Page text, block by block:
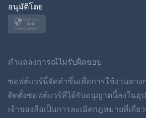
ภาษาไทย
อนุมัติโดย
คำแถลงการณ์ไม่รับผิดชอบ
ซอฟต์แวร์นี้จัดทำขึ้นเพื่อการใช้งานทาง
ติดตั้งซอฟต์แวร์ที่ได้รับอนุญาตนี้ลงในอุ
เจ้าของถือเป็นการละเมิดกฎหมายที่เกี่